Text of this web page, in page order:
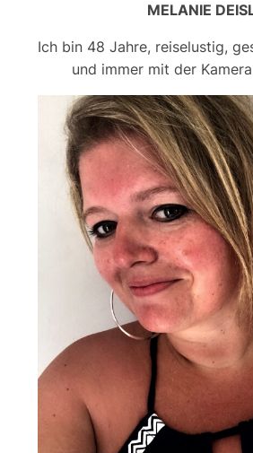
MELANIE
Ich bin 48 Jahre, reiselustig,
und immer mit der